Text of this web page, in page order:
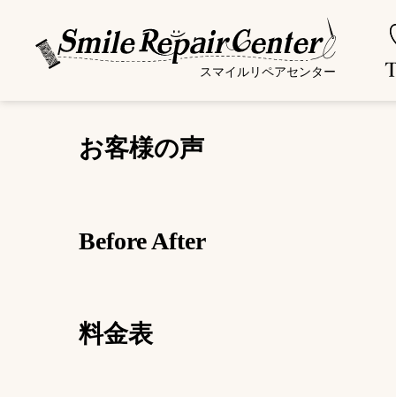
スマイルリペアセンター
お客様の声
Before After
料金表